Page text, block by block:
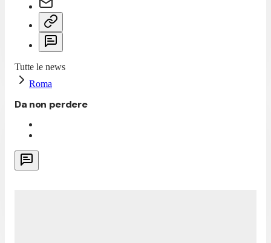
Tutte le news
Roma
Da non perdere